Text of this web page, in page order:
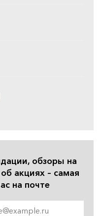
обзоры на
акциях – самая
на почте